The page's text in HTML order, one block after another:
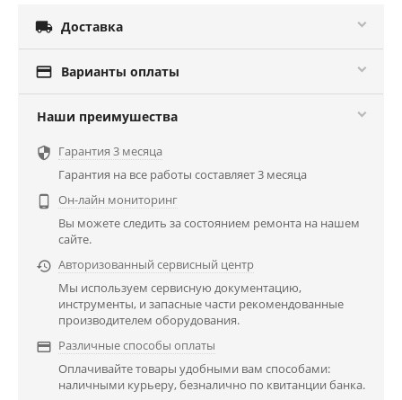
 Доставка
 Варианты оплаты
Наши преимушества
 Гарантия 3 месяца
Гарантия на все работы составляет 3 месяца

Он-лайн мониторинг
Вы можете следить за состоянием ремонта на нашем
сайте.
 Авторизованный сервисный центр
Мы используем сервисную документацию,
инструменты, и запасные части рекомендованные
производителем оборудования.
 Различные способы оплаты
Оплачивайте товары удобными вам способами:
наличными курьеру, безналично по квитанции банка.